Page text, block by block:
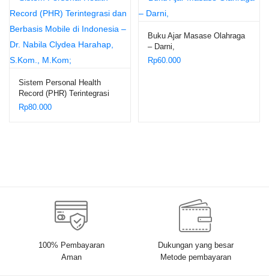
Sistem Personal Health
Record (PHR) Terintegrasi
dan Berbasis Mobile di
Rp80.000
Buku Ajar Masase Olahraga
– Darni,
Rp60.000
100% Pembayaran
Aman
Dukungan yang besar
Metode pembayaran